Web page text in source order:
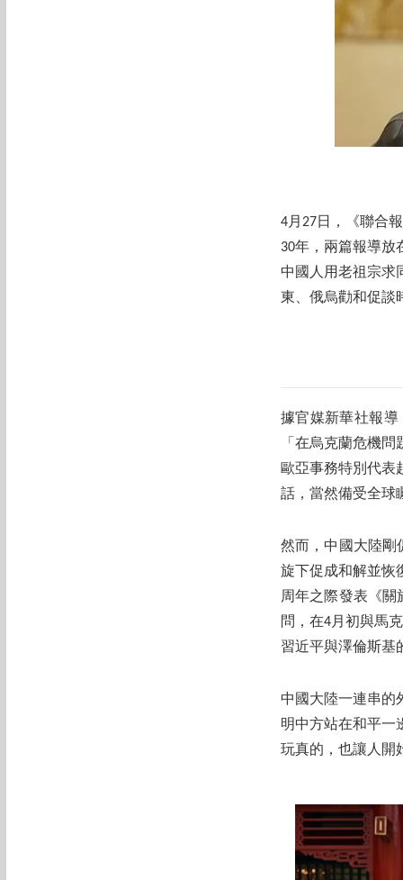
4月27日，《聯合
30年，兩篇報導放
中國人用老祖宗求
東、俄烏勸和促談
據官媒新華社報
「在烏克蘭危機
歐亞事務特別代表
話，當然備受全球
然而，中國大陸剛
旋下促成和解並恢
周年之際發表《關
問，在4月初與馬
習近平與澤倫斯基
中國大陸一連串的
明中方站在和平一
玩真的，也讓人開